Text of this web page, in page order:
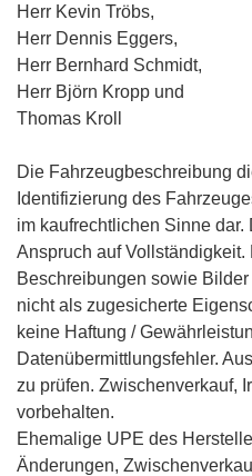
Herr Kevin Tröbs,
Herr Dennis Eggers,
Herr Bernhard Schmidt,
Herr Björn Kropp und
Thomas Kroll
Die Fahrzeugbeschreibung
Identifizierung des
im kaufrechtlichen Sinne
Anspruch auf
Beschreibungen sowie
nicht als zugesicherte
keine Haftung /
Datenübermittlungsfehler.
zu prüfen. Zwischenverkauf,
vorbehalten.
Ehemalige UPE des
Änderungen,